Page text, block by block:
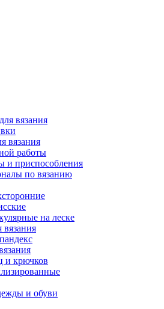
вязания
вязания
работы
и приспособления
по вязанию
на леске
и крючков
и обуви